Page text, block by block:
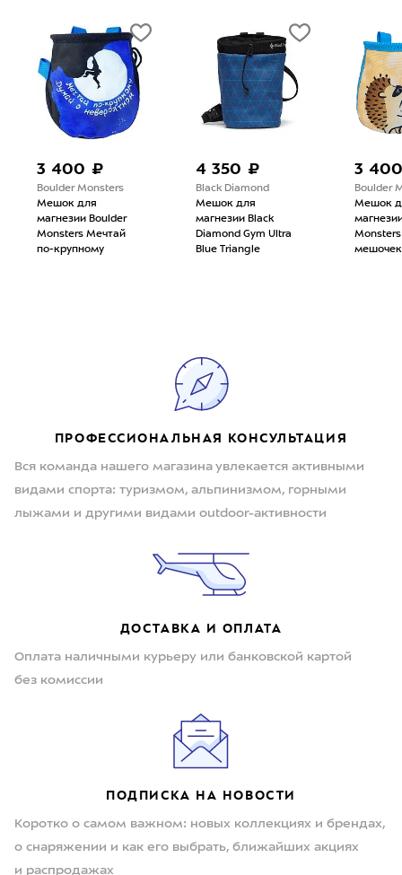
3 400 ₽
Boulder Monsters
Мешок для
магнезии Boulder
Monsters Мечтай
по-крупному
4 350 ₽
Black Diamond
Мешок для
магнезии Black
Diamond Gym Ultra
Blue Triangle
3
Boulder
Мешок
мешочек
ПРОФЕССИОНАЛЬНАЯ КОНСУЛЬТАЦИЯ
Вся команда нашего магазина увлекается активными
видами спорта: туризмом, альпинизмом, горными
лыжами и другими видами outdoor-активности
ДОСТАВКА И ОПЛАТА
Оплата наличными курьеру или банковской картой
без комиссии
ПОДПИСКА НА НОВОСТИ
Коротко о самом важном: новых коллекциях и брендах,
о снаряжении и как его выбрать, ближайших акциях
и распродажах